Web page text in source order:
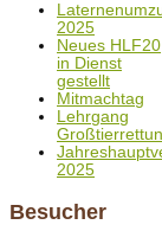
2025
Neues HLF20
in Dienst
gestellt
Mitmachtag
Lehrgang
2025
Besucher